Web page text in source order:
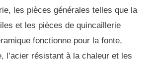
les pièces générales telles que la
et les pièces de quincaillerie
fonctionne pour la fonte,
l’acier résistant à la chaleur et les